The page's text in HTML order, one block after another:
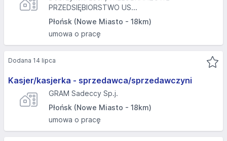
PRZEDSIĘBIORSTWO US...
Płońsk (Nowe Miasto - 18km)
umowa o pracę
Kasjer/kasjerka - sprzedawca/sprzedawczyni
GRAM Sadeccy Sp.j.
Płońsk (Nowe Miasto - 18km)
umowa o pracę
Dodana 14 lipca